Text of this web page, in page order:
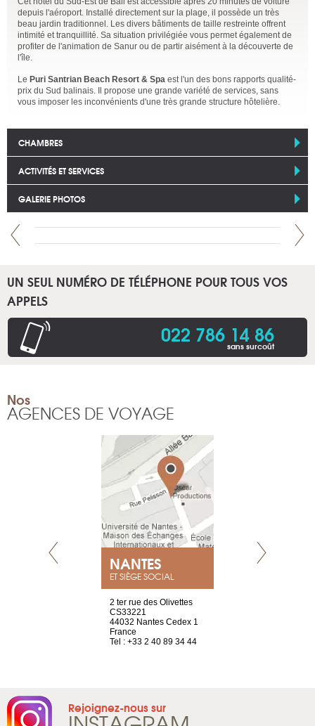
depuis l'aéroport. Installé directement sur la plage, il possède un très
beau jardin traditionnel. Les divers bâtiments de taille restreinte offrent
intimité et tranquillité. Sa situation privilégiée vous permet également de
profiter de l'animation de Sanur ou de partir aisément à la découverte de
l'île.
Le Puri Santrian Beach Resort & Spa est l'un des bons rapports qualité-
prix du Sud balinais. Il propose une grande variété de services, sans
vous imposer les inconvénients d'une très grande structure hôtelière.
CHAMBRES
ACTIVITÉS ET SERVICES
GALERIE PHOTOS
UN SEUL NUMÉRO DE TÉLÉPHONE POUR TOUS VOS
APPELS
022 786 14 86
sans surcoût
Nos
AGENCES DE VOYAGE
NANTES
ET SIÈGE SOCIAL
2 ter rue des Olivettes
CS33221
44032 Nantes Cedex 1
France
Tel : +33 2 40 89 34 44
Rejoignez-nous sur